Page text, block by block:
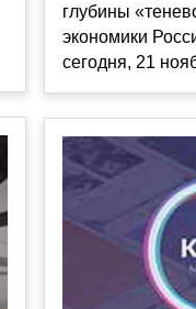
глубины
экономики
сегодня, 21